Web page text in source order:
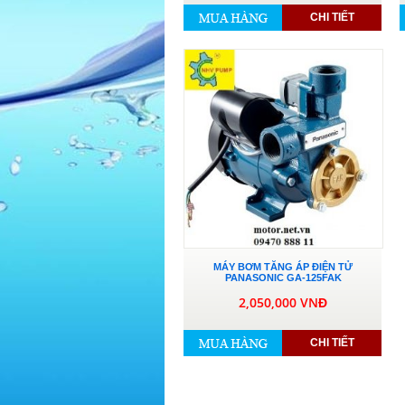
CHI TIẾT
MÁY BƠM TĂNG ÁP ĐIỆN TỬ
PANASONIC GA-125FAK
2,050,000 VNĐ
CHI TIẾT